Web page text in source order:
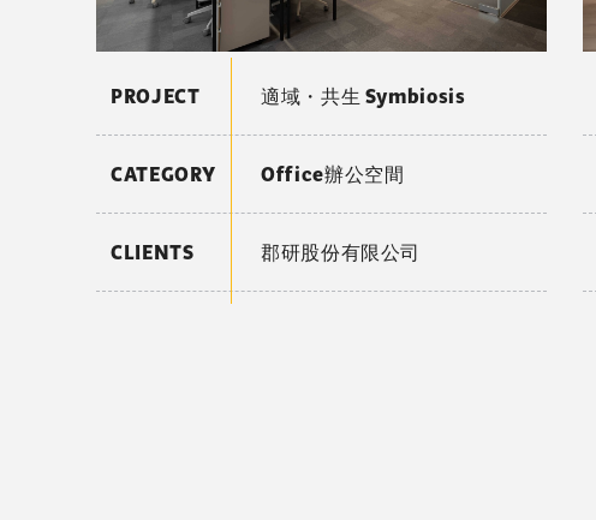
PROJECT 適域・共生 Symbiosis
CATEGORY Office辦公空間
CLIENTS 郡研股份有限公司